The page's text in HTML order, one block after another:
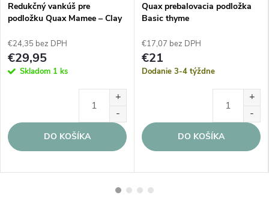
Redukčný vankúš pre
podložku Quax Mamee – Clay
€24,35 bez DPH
€29,95
Skladom 1 ks
DO KOŠÍKA
Quax prebalovacia podložka
Basic thyme
€17,07 bez DPH
€21
Dodanie 3-4 týždne
DO KOŠÍKA